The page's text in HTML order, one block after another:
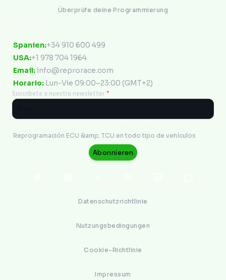
Überprüfe deine Programmierung
Spanien:+34 910 600 499
USA:+1 978 704 1964
Email:info@reprorace.com
Horario: Lun-Vie 09:00–23:00 (GMT+2)
Suscribete a nuestra newsletter *
Reprogramación ECU &amp; TCU en todo tipo de vehículos
Abonnieren
Datenschutzrichtlinie
Nutzungsbedingungen
Cookie-Richtlinie
Impressum